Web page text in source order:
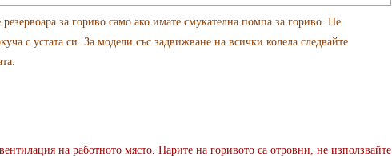
за гориво само ако имате смукателна помпа за гориво. Не
с устата си. За модели със задвижване на всички колела следвайте
на работното място. Парите на горивото са отровни, не използвайте